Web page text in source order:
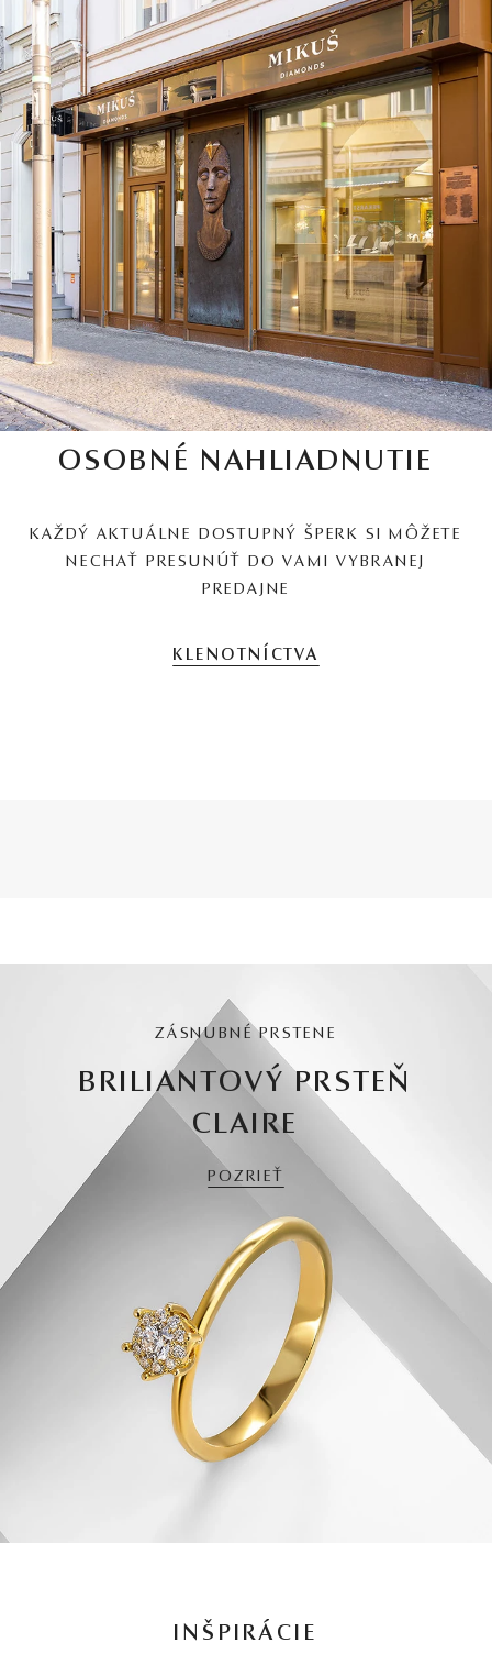
OSOBNÉ NAHLIADNUTIE
KAŽDÝ AKTUÁLNE DOSTUPNÝ ŠPERK SI MÔŽETE
NECHAŤ PRESUNÚŤ DO VAMI VYBRANEJ
PREDAJNE
KLENOTNÍCTVA
ZÁSNUBNÉ PRSTENE
BRILIANTOVÝ PRSTEŇ
CLAIRE
POZRIEŤ
INŠPIRÁCIE